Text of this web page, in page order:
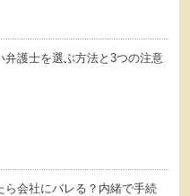
弁護士を選ぶ方法と3つの注意
ら会社にバレる？内緒で手続